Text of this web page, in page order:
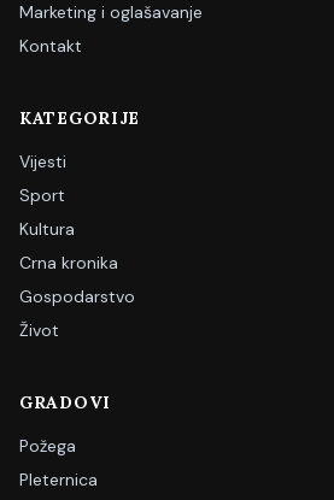
Marketing i oglašavanje
Kontakt
KATEGORIJE
Vijesti
Sport
Kultura
Crna kronika
Gospodarstvo
Život
GRADOVI
Požega
Pleternica